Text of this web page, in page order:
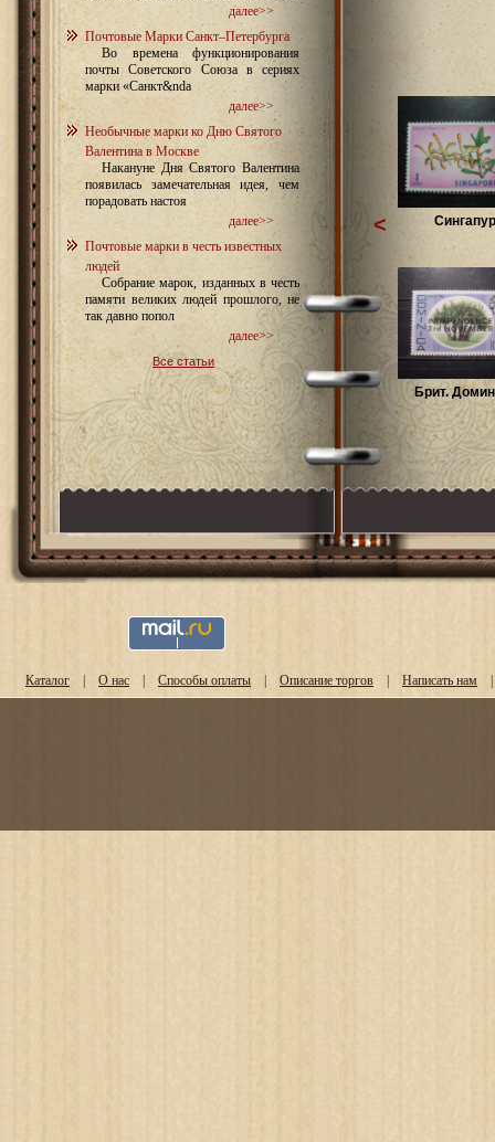
далее>>
Почтовые Марки Санкт–Петербурга
Во времена функционирования
почты Советского Союза в сериях
марки «Санкт&nda
далее>>
Необычные марки ко Дню Святого
Валентина в Москве
Накануне Дня Святого Валентина
появилась замечательная идея, чем
порадовать настоя
далее>>
Почтовые марки в честь известных
людей
Собрание марок, изданных в честь
памяти великих людей прошлого, не
так давно попол
далее>>
Все статьи
Брит.
<
Каталог | О нас | Способы оплаты | Описание торгов | Написать нам |